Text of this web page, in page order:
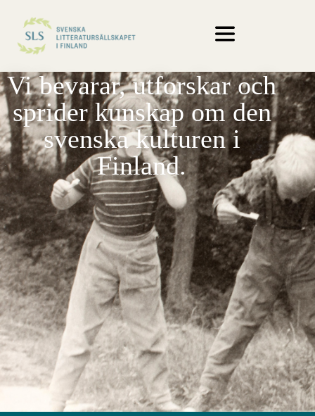
Vi bevarar, utforskar och
sprider kunskap om den
svenska kulturen i
Finland.